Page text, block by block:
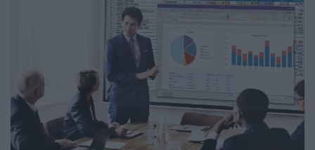
LES GUIDES PRATIQUES
LES BASES DE DONNÉES
L'ANNUAIRE DES ACTEURS
LES LIVRES BLANCS
LES SUPPLÉMENTS